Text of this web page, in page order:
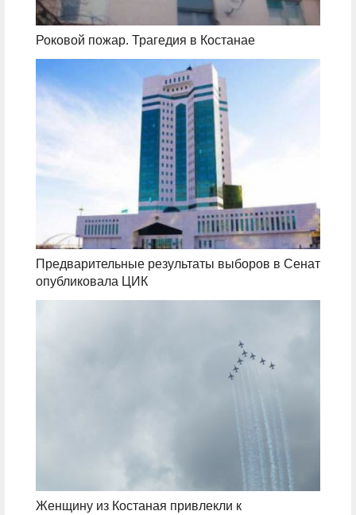
Роковой пожар. Трагедия в Костанае
Предварительные результаты выборов в Сенат
опубликовала ЦИК
Женщину из Костаная привлекли к